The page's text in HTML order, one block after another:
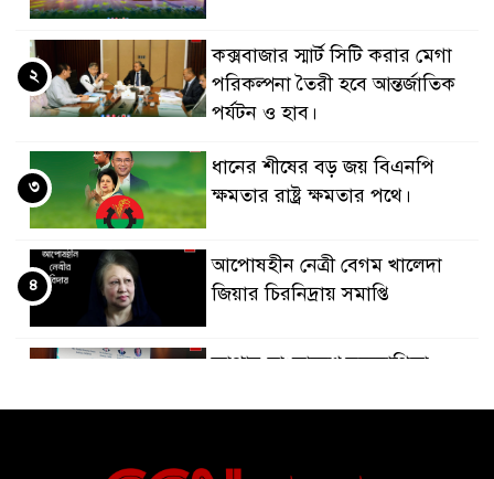
কক্সবাজার স্মার্ট সিটি করার মেগা
পরিকল্পনা তৈরী হবে আন্তর্জাতিক
পর্যটন ও হাব।
২
ধানের শীষের বড় জয় বিএনপি
ক্ষমতার রাষ্ট্র ক্ষমতার পথে।
৩
আপোষহীন নেত্রী বেগম খালেদা
জিয়ার চিরনিদ্রায় সমাপ্তি
৪
জাপান-বাংলাদেশ সহযোগিতা